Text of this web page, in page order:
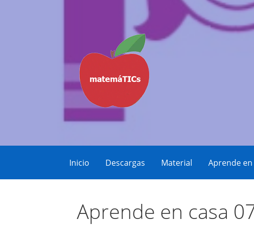
MatemáTICs
Matemáticas, Educación, YouTube Videos
Inicio Descargas Material Aprende en
Aprende en casa